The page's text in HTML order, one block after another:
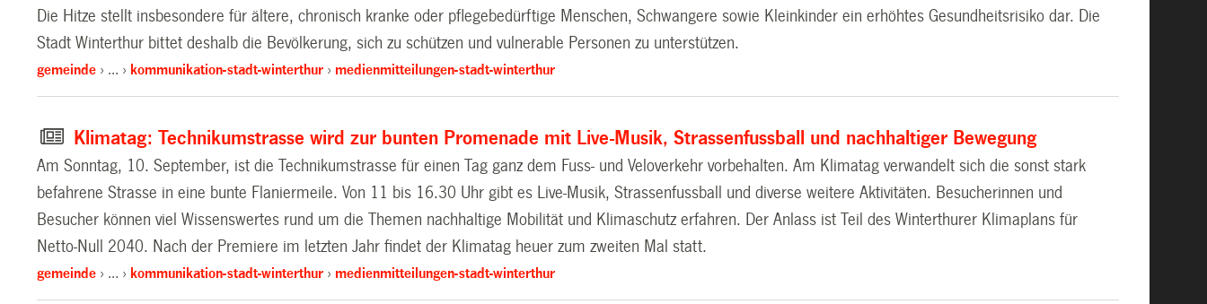
Die Hitze stellt insbesondere für ältere, chronisch kranke oder pflegebedürftige Menschen, Schwangere sowie Kleinkinder ein erhöhtes Gesundheitsrisiko dar. Die
Stadt Winterthur bittet deshalb die Bevölkerung, sich zu schützen und vulnerable Personen zu unterstützen.
gemeinde … kommunikation-stadt-winterthur medienmitteilungen-stadt-winterthur
Klimatag: Technikumstrasse wird zur bunten Promenade mit Live-Musik, Strassenfussball und nachhaltiger Bewegung
Am Sonntag, 10. September, ist die Technikumstrasse für einen Tag ganz dem Fuss- und Veloverkehr vorbehalten. Am Klimatag verwandelt sich die sonst stark
befahrene Strasse in eine bunte Flaniermeile. Von 11 bis 16.30 Uhr gibt es Live-Musik, Strassenfussball und diverse weitere Aktivitäten. Besucherinnen und
Besucher können viel Wissenswertes rund um die Themen nachhaltige Mobilität und Klimaschutz erfahren. Der Anlass ist Teil des Winterthurer Klimaplans für
Netto-Null 2040. Nach der Premiere im letzten Jahr findet der Klimatag heuer zum zweiten Mal statt.
gemeinde … kommunikation-stadt-winterthur medienmitteilungen-stadt-winterthur